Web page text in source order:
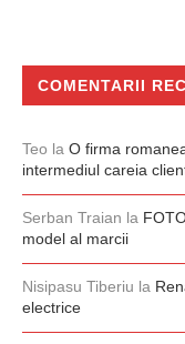
COMENTARII
Teo la O firma
intermediul careia
Serban Traian la
model al marcii
Nisipasu Tiberiu la
electrice